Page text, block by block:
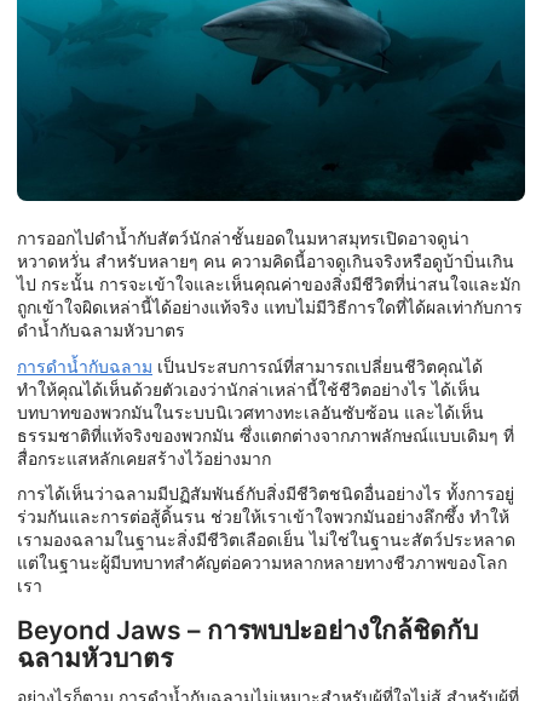
การออกไปดำน้ำกับสัตว์นักล่าชั้นยอดในมหาสมุทรเปิดอาจดูน่า
หวาดหวั่น สำหรับหลายๆ คน ความคิดนี้อาจดูเกินจริงหรือดูบ้าบิ่นเกิน
ไป กระนั้น การจะเข้าใจและเห็นคุณค่าของสิ่งมีชีวิตที่น่าสนใจและมัก
ถูกเข้าใจผิดเหล่านี้ได้อย่างแท้จริง แทบไม่มีวิธีการใดที่ได้ผลเท่ากับการ
ดำน้ำกับฉลามหัวบาตร
การดำน้ำกับฉลาม เป็นประสบการณ์ที่สามารถเปลี่ยนชีวิตคุณได้
ทำให้คุณได้เห็นด้วยตัวเองว่านักล่าเหล่านี้ใช้ชีวิตอย่างไร ได้เห็น
บทบาทของพวกมันในระบบนิเวศทางทะเลอันซับซ้อน และได้เห็น
ธรรมชาติที่แท้จริงของพวกมัน ซึ่งแตกต่างจากภาพลักษณ์แบบเดิมๆ ที่
สื่อกระแสหลักเคยสร้างไว้อย่างมาก
การได้เห็นว่าฉลามมีปฏิสัมพันธ์กับสิ่งมีชีวิตชนิดอื่นอย่างไร ทั้งการอยู่
ร่วมกันและการต่อสู้ดิ้นรน ช่วยให้เราเข้าใจพวกมันอย่างลึกซึ้ง ทำให้
เรามองฉลามในฐานะสิ่งมีชีวิตเลือดเย็น ไม่ใช่ในฐานะสัตว์ประหลาด
แต่ในฐานะผู้มีบทบาทสำคัญต่อความหลากหลายทางชีวภาพของโลก
เรา
Beyond Jaws – การพบปะอย่างใกล้ชิดกับ
ฉลามหัวบาตร
อย่างไรก็ตาม การดำน้ำกับฉลามไม่เหมาะสำหรับผู้ที่ใจไม่สู้ สำหรับผู้ที่